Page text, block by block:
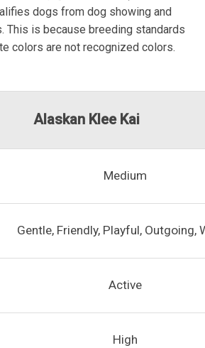
dogs from dog showing and
This is because breeding standards
colors are not recognized colors.
Alaskan Klee Kai
Medium
Gentle, Friendly, Playful, Outgoing,
Active
High